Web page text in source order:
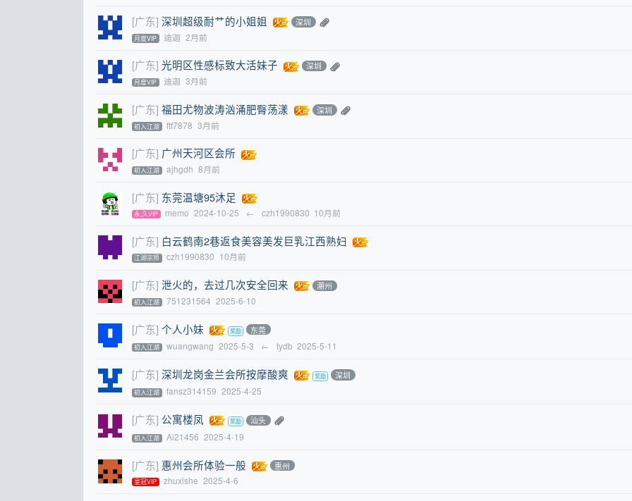
[广东] 深圳超级耐艹的小姐姐 深圳
月度VIP 迪迦 2月前
[广东] 光明区性感标致大活妹子 深圳
月度VIP 迪迦 3月前
[广东] 福田尤物波涛汹涌肥臀荡漾 深圳
初入江湖 ftf7878 3月前
[广东] 广州天河区会所
初入江湖 ajhgdh 8月前
[广东] 东莞温塘95沐足
永,久VIP memo 2024-10-25 ← czh1990830 10月前
[广东] 白云鹤南2巷返食美容美发巨乳江西熟妇
江湖宗师 czh1990830 10月前
[广东] 泄火的，去过几次安全回来 潮州
初入江湖 751231564 2025-6-10
[广东] 个人小妹 东莞
初入江湖 wuangwang 2025-5-3 ← tydb 2025-5-11
[广东] 深圳龙岗金兰会所按摩酸爽 深圳
初入江湖 fansz314159 2025-4-25
[广东] 公寓楼凤 汕头
初入江湖 Ai21456 2025-4-19
[广东] 惠州会所体验一般 惠州
皇冠VIP zhuxishe 2025-4-6